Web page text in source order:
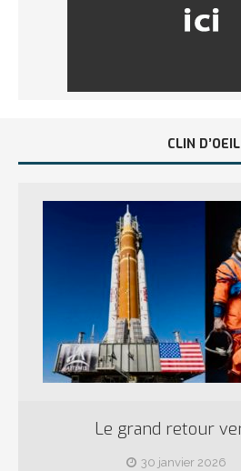
CLIN D’OEIL
Le grand retour
30 janvier 2026